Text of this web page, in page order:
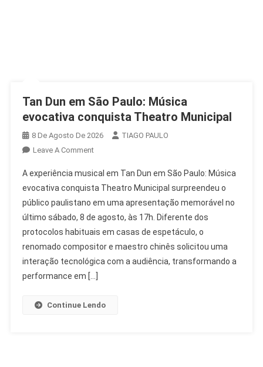
Tan Dun em São Paulo: Música
evocativa conquista Theatro Municipal
8 De Agosto De 2026
TIAGO PAULO
Leave A CommentOn
Dun
Em
São
Paulo:
Música
Evocativa
Conquista
Theatro
A experiência musical em Tan Dun em São Paulo: Música
evocativa conquista Theatro Municipal surpreendeu o
público paulistano em uma apresentação memorável no
último sábado, 8 de agosto, às 17h. Diferente dos
protocolos habituais em casas de espetáculo, o
renomado compositor e maestro chinês solicitou uma
interação tecnológica com a audiência, transformando a
performance em […]
Continue Lendo